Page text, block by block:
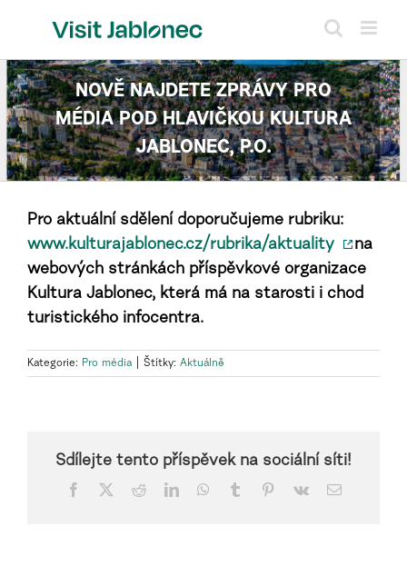
NOVĚ NAJDETE ZPRÁVY PRO
MÉDIA POD HLAVIČKOU KULTURA
JABLONEC, P.O.
Pro aktuální sdělení doporučujeme rubriku:
www.kulturajablonec.cz/rubrika/aktuality
na
webových stránkách příspěvkové organizace
Kultura Jablonec, která má na starosti i chod
turistického infocentra.
Kategorie: Pro média Štítky: Aktuálně
Sdílejte tento příspěvek na sociální síti!
Facebook RedditLinkedInWhatsApp
Tumblr Pinterest
Vk
E-